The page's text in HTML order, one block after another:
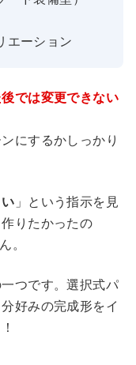
エーション
では変更できない
にするかしっかり
」という指示を見
りたかったの
。
つです。選択式パ
好みの完成形をイ